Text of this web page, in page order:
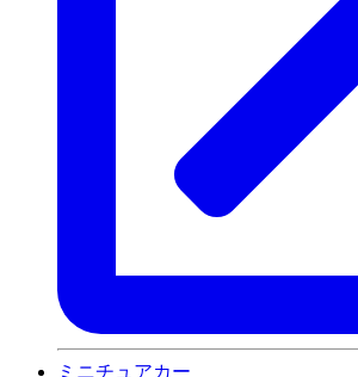
ミニチュアカー